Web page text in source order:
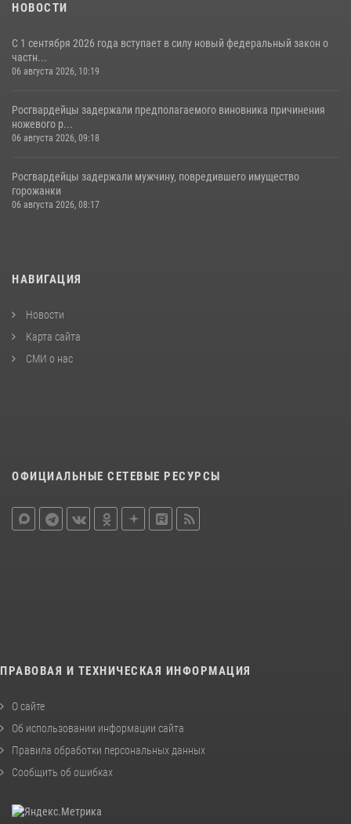
НОВОСТИ
С 1 сентября 2026 года вступает в силу новый федеральный закон о
частн...
06 августа 2026, 10:19
Росгвардейцы задержали предполагаемого виновника причинения
ножевого р...
06 августа 2026, 09:18
Росгвардейцы задержали мужчину, повредившего имущество
горожанки
06 августа 2026, 08:17
НАВИГАЦИЯ
Новости
Карта сайта
СМИ о нас
ОФИЦИАЛЬНЫЕ СЕТЕВЫЕ РЕСУРСЫ
ПРАВОВАЯ И ТЕХНИЧЕСКАЯ ИНФОРМАЦИЯ
О сайте
Об использовании информации сайта
Правила обработки персональных данных
Сообщить об ошибках